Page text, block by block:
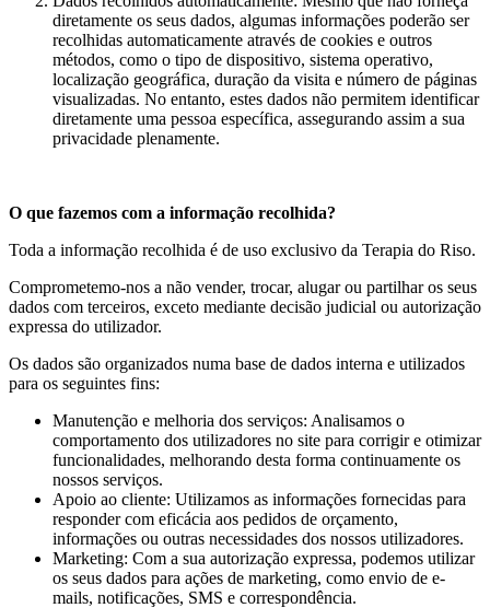
diretamente os seus dados, algumas informações poderão ser
recolhidas automaticamente através de cookies e outros
métodos, como o tipo de dispositivo, sistema operativo,
localização geográfica, duração da visita e número de páginas
visualizadas. No entanto, estes dados não permitem identificar
diretamente uma pessoa específica, assegurando assim a sua
privacidade plenamente.
O que fazemos com a informação recolhida?
Toda a informação recolhida é de uso exclusivo da Terapia do Riso.
Comprometemo-nos a não vender, trocar, alugar ou partilhar os seus
dados com terceiros, exceto mediante decisão judicial ou autorização
expressa do utilizador.
Os dados são organizados numa base de dados interna e utilizados
para os seguintes fins:
Manutenção e melhoria dos serviços: Analisamos o
comportamento dos utilizadores no site para corrigir e otimizar
funcionalidades, melhorando desta forma continuamente os
nossos serviços.
Apoio ao cliente: Utilizamos as informações fornecidas para
responder com eficácia aos pedidos de orçamento,
informações ou outras necessidades dos nossos utilizadores.
Marketing: Com a sua autorização expressa, podemos utilizar
os seus dados para ações de marketing, como envio de e-
mails, notificações, SMS e correspondência.